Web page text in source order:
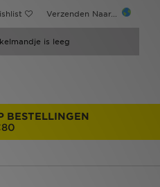
Verzenden Naar...
is leeg
BESTELLINGEN